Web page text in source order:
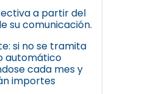
a partir del
su comunicación.
si no se tramita
automático
cada mes y
importes